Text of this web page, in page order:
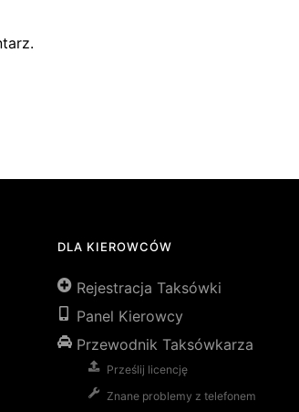
DLA KIEROWCÓW
Rejestracja Taksówki
Panel Kierowcy
Przewodnik Taksówkarza
Prześlij licencję
Znane problemy z telefonem